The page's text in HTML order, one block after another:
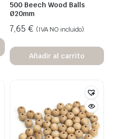
500 Beech Wood Balls
Ø20mm
7,65 € (IVA NO incluido)
Añadir al carrito